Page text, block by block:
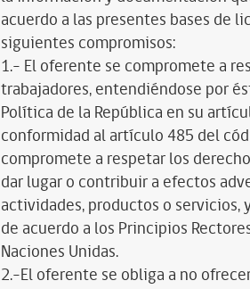
acuerdo a las presentes bases de
siguientes compromisos:
1.- El oferente se compromete a
trabajadores, entendiéndose por
Política de la República en su
conformidad al artículo 485 del
compromete a respetar los
dar lugar o contribuir a efectos
actividades, productos o servicios,
de acuerdo a los Principios
Naciones Unidas.
2.-El oferente se obliga a no